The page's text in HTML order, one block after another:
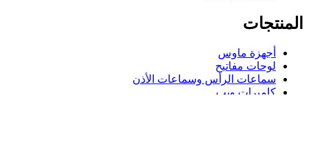
المنتجات
أجهزة ماوس
لوحات مفاتيح
سماعات الرأس وسماعات الأذن
كاميرات ويب